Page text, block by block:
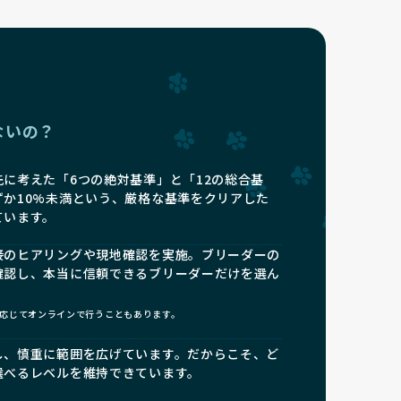
の？
考えた「6つの絶対基準」と「12の総合基
10%未満という、厳格な基準をクリアした
ます。
ヒアリングや現地確認を実施。ブリーダーの
し、本当に信頼できるブリーダーだけを選ん
てオンラインで行うこともあります。
慎重に範囲を広げています。だからこそ、ど
るレベルを維持できています。